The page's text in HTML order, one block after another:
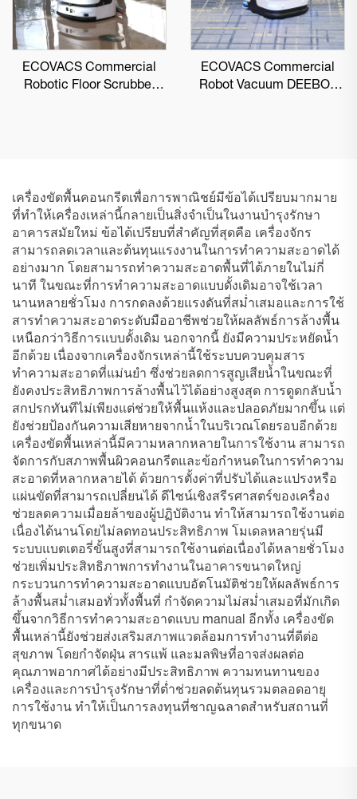
ECOVACS Commercial
Robotic Floor Scrubber
ECOVACS Commercial
Robot Vacuum DEEBOT
เครื่องขัดพื้นคอนกรีตเพื่อการพาณิชย์มีข้อได้เปรียบมากมาย
ที่ทำให้เครื่องเหล่านี้กลายเป็นสิ่งจำเป็นในงานบำรุงรักษา
อาคารสมัยใหม่ ข้อได้เปรียบที่สำคัญที่สุดคือ เครื่องจักร
สามารถลดเวลาและต้นทุนแรงงานในการทำความสะอาดได้
อย่างมาก โดยสามารถทำความสะอาดพื้นที่ได้ภายในไม่กี่
นาที ในขณะที่การทำความสะอาดแบบดั้งเดิมอาจใช้เวลา
นานหลายชั่วโมง การกดลงด้วยแรงดันที่สม่ำเสมอและการใช้
สารทำความสะอาดระดับมืออาชีพช่วยให้ผลลัพธ์การล้างพื้น
เหนือกว่าวิธีการแบบดั้งเดิม นอกจากนี้ ยังมีความประหยัดน้ำ
อีกด้วย เนื่องจากเครื่องจักรเหล่านี้ใช้ระบบควบคุมสาร
ทำความสะอาดที่แม่นยำ ซึ่งช่วยลดการสูญเสียน้ำในขณะที่
ยังคงประสิทธิภาพการล้างพื้นไว้ได้อย่างสูงสุด การดูดกลับน้ำ
สกปรกทันทีไม่เพียงแต่ช่วยให้พื้นแห้งและปลอดภัยมากขึ้น แต่
ยังช่วยป้องกันความเสียหายจากน้ำในบริเวณโดยรอบอีกด้วย
เครื่องขัดพื้นเหล่านี้มีความหลากหลายในการใช้งาน สามารถ
จัดการกับสภาพพื้นผิวคอนกรีตและข้อกำหนดในการทำความ
สะอาดที่หลากหลายได้ ด้วยการตั้งค่าที่ปรับได้และแปรงหรือ
แผ่นขัดที่สามารถเปลี่ยนได้ ดีไซน์เชิงสรีรศาสตร์ของเครื่อง
ช่วยลดความเมื่อยล้าของผู้ปฏิบัติงาน ทำให้สามารถใช้งานต่อ
เนื่องได้นานโดยไม่ลดทอนประสิทธิภาพ โมเดลหลายรุ่นมี
ระบบแบตเตอรี่ขั้นสูงที่สามารถใช้งานต่อเนื่องได้หลายชั่วโมง
ช่วยเพิ่มประสิทธิภาพการทำงานในอาคารขนาดใหญ่
กระบวนการทำความสะอาดแบบอัตโนมัติช่วยให้ผลลัพธ์การ
ล้างพื้นสม่ำเสมอทั่วทั้งพื้นที่ กำจัดความไม่สม่ำเสมอที่มักเกิด
ขึ้นจากวิธีการทำความสะอาดแบบ manual อีกทั้ง เครื่องขัด
พื้นเหล่านี้ยังช่วยส่งเสริมสภาพแวดล้อมการทำงานที่ดีต่อ
สุขภาพ โดยกำจัดฝุ่น สารแพ้ และมลพิษที่อาจส่งผลต่อ
คุณภาพอากาศได้อย่างมีประสิทธิภาพ ความทนทานของ
เครื่องและการบำรุงรักษาที่ต่ำช่วยลดต้นทุนรวมตลอดอายุ
การใช้งาน ทำให้เป็นการลงทุนที่ชาญฉลาดสำหรับสถานที่
ทุกขนาด